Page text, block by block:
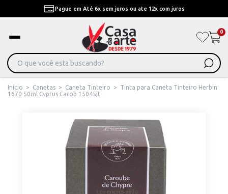
Pague em Até 6x sem juros ou ate 12x com juros
0
Início > Canetas > Caneta Tinteiro >
Tinta para Caneta Tinteiro Herbin
1670 50ml Cyprus Carob 15045jt